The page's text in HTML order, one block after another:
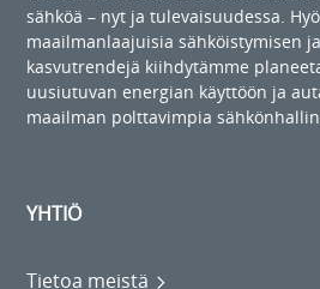
sähköä – nyt ja tulevaisuudessa.
maailmanlaajuisia sähköistymisen
kasvutrendejä kiihdytämme
uusiutuvan energian käyttöön ja
maailman polttavimpia
YHTIÖ
Tietoa meistä